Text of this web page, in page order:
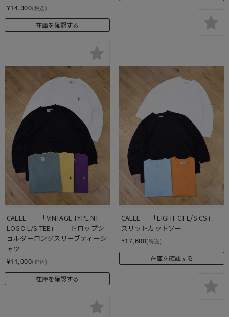
¥14,300(税込)
在庫を確認する
CALEE　　「VINTAGE TYPE NT
LOGO L/S TEE」　　ドロップシ
ョルダーロングスリーブティーシ
ャツ
¥11,000(税込)
在庫を確認する
CALEE 　 「LIGHT CT L/S CS」
スリットカットソー
¥17,600(税込)
在庫を確認する